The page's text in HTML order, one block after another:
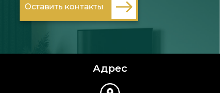
Оставить контакты
Адрес